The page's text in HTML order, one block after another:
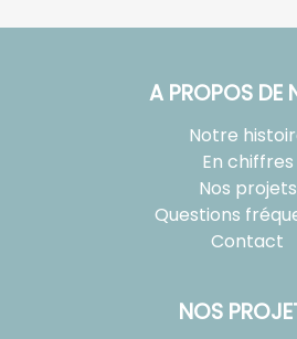
A PROPOS DE
Notre
En chiffres
Nos projets
Questions
Contact
NOS